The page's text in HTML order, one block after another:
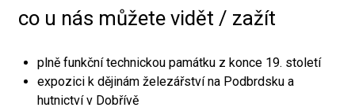
co u nás můžete vidět / zažít
plně funkční technickou památku z konce 19. století
expozici k dějinám železářství na Podbrdsku a
hutnictví v Dobřívě